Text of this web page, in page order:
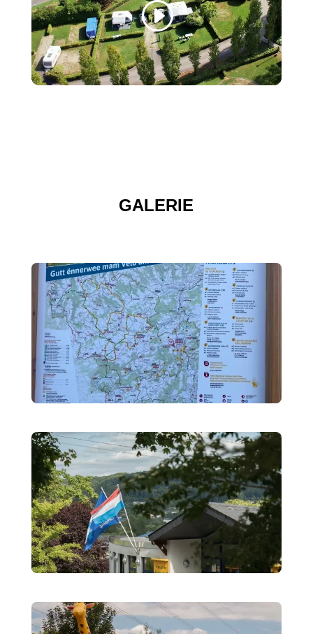
GALERIE